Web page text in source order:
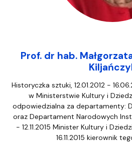
Prof. dr hab.
Historyczka sztuki, 12.01.2012 -
w Ministerstwie Kultury i
odpowiedzialna za departamenty:
oraz Departament Narodowych
- 12.11.2015 Minister Kultury i
16.11.2015 kierownik